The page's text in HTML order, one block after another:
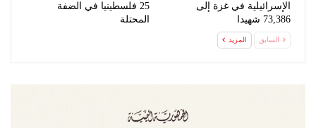
الإسرائيلية في غزة إلى
73,386 شهيدا
25 فلسطينيا في الضفة
المحتلة
السابق المزيد